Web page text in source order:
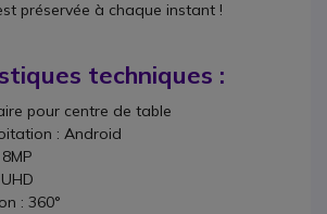
préservée à chaque instant !
techniques :
pour centre de table
: Android
: 360°